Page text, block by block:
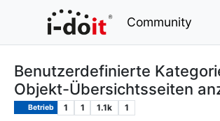
Community
Benutzerdefinierte
Objekt-Übersichtsseiten
Betrieb 1 1 1.1k 1